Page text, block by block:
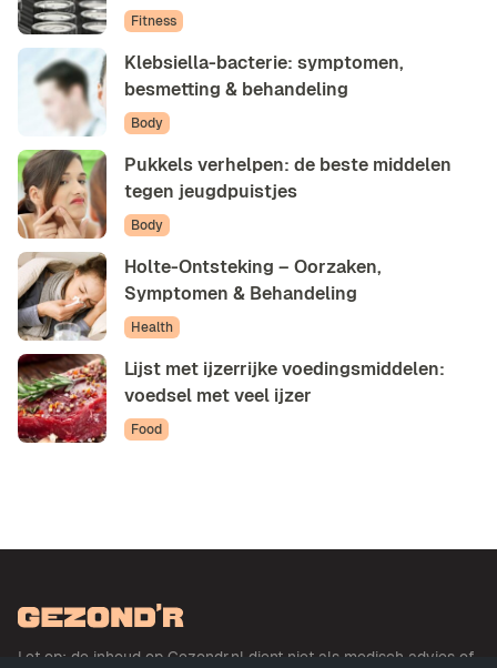
Fitness
Klebsiella-bacterie: symptomen,
besmetting & behandeling
Body
Pukkels verhelpen: de beste middelen
tegen jeugdpuistjes
Body
Holte-Ontsteking – Oorzaken,
Symptomen & Behandeling
Health
Lijst met ijzerrijke voedingsmiddelen:
voedsel met veel ijzer
Food
Let op: de inhoud op Gezondr.nl dient niet als medisch advies of